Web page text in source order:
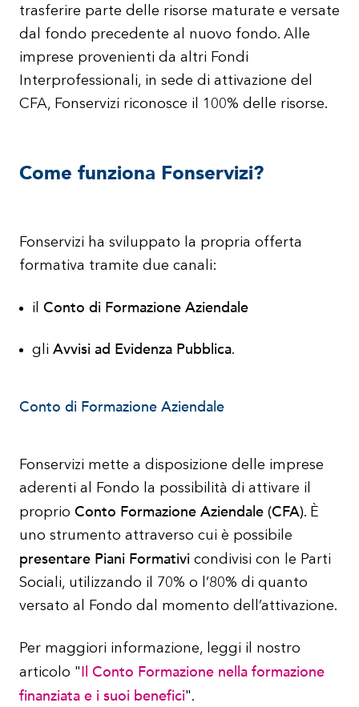
trasferire parte delle risorse maturate e versate
dal fondo precedente al nuovo fondo. Alle
imprese provenienti da altri Fondi
Interprofessionali, in sede di attivazione del
CFA, Fonservizi riconosce il 100% delle risorse.
Come funziona Fonservizi?
Fonservizi ha sviluppato la propria offerta
formativa tramite due canali:
il Conto di Formazione Aziendale
gli Avvisi ad Evidenza Pubblica.
Conto di Formazione Aziendale
Fonservizi mette a disposizione delle imprese
aderenti al Fondo la possibilità di attivare il
proprio Conto Formazione Aziendale (CFA). È
uno strumento attraverso cui è possibile
presentare Piani Formativi condivisi con le Parti
Sociali, utilizzando il 70% o l’80% di quanto
versato al Fondo dal momento dell’attivazione.
Per maggiori informazione, leggi il nostro
articolo "Il Conto Formazione nella formazione
finanziata e i suoi benefici".